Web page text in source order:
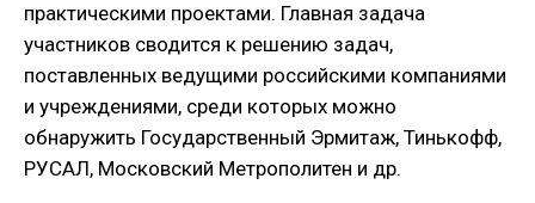
практическими проектами. Главная задача
участников сводится к решению задач,
поставленных ведущими российскими компаниями
и учреждениями, среди которых можно
обнаружить Государственный Эрмитаж, Тинькофф,
РУСАЛ, Московский Метрополитен и др.